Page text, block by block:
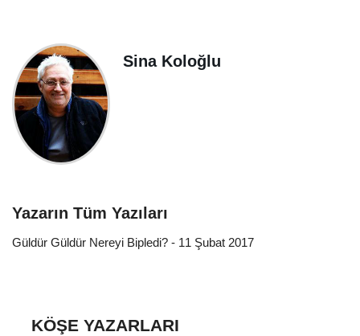
Sina Koloğlu
Yazarın Tüm Yazıları
Güldür Güldür Nereyi Bipledi? - 11 Şubat 2017
KÖŞE YAZARLARI